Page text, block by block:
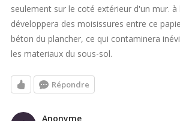
seulement sur le coté extérieur d'un mur. à
développera des moisissures entre ce
béton du plancher, ce qui contaminera
les materiaux du sous-sol.
Répondre
Anonyme